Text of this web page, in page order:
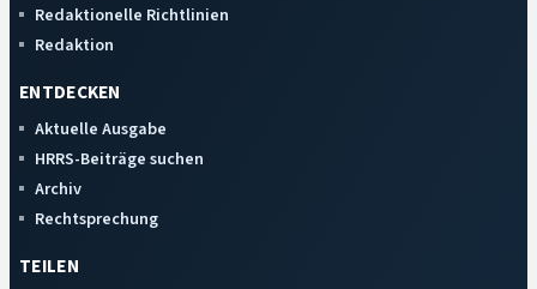
Redaktionelle Richtlinien
Redaktion
ENTDECKEN
Aktuelle Ausgabe
HRRS-Beiträge suchen
Archiv
Rechtsprechung
TEILEN